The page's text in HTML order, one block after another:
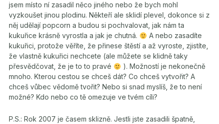
jsem místo ní zasadil něco jiného nebo že bych mohl
vyzkoušet jinou plodinu. Někteří ale sklidí plevel, dokonce si z
něj udělají popcorn a budou si pochvalovat, jak nám ta
kukuřice krásně vyrostla a jak je chutná.
A nebo zasadíte
kukuřici, protože věříte, že přinese štěstí a až vyroste, zjistíte,
že vlastně kukuřici nechcete (ale můžete se klidně taky
přesvědčovat, že je to to pravé
). Možností je nekonečně
mnoho. Kterou cestou se chceš dát? Co chceš vytvořit? A
chceš vůbec vědomě tvořit? Nebo si snad myslíš, že to není
možné? Kdo nebo co tě omezuje ve tvém cíli?
P.S.: Rok 2007 je časem sklizně. Jestli jste zasadili špatně,